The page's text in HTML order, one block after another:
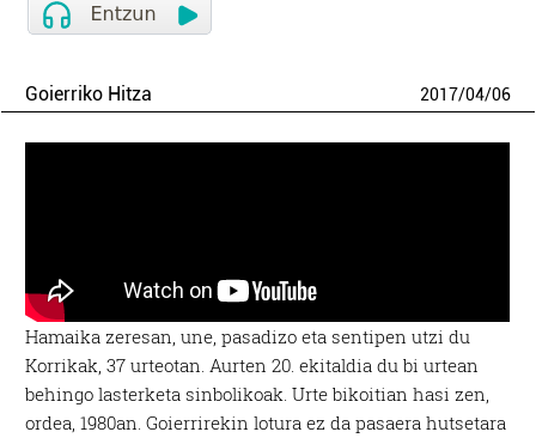
Goierriko Hitza 2017/04/06
Hamaika zeresan, une, pasadizo eta sentipen utzi du
Korrikak, 37 urteotan. Aurten 20. ekitaldia du bi urtean
behingo lasterketa sinbolikoak. Urte bikoitian hasi zen,
ordea, 1980an. Goierrirekin lotura ez da pasaera hutsetara